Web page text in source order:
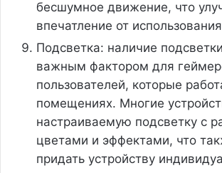
бесшумное движение, что
впечатление от
Подсветка: наличие
важным фактором для
пользователей, которые
помещениях. Многие
настраиваемую подсветку с
цветами и эффектами, что
придать устройству